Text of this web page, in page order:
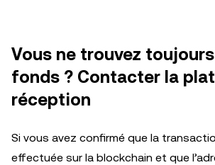
Vous ne trouvez
fonds ? Contacter la
réception
Si vous avez confirmé que la
effectuée sur la blockchain et que